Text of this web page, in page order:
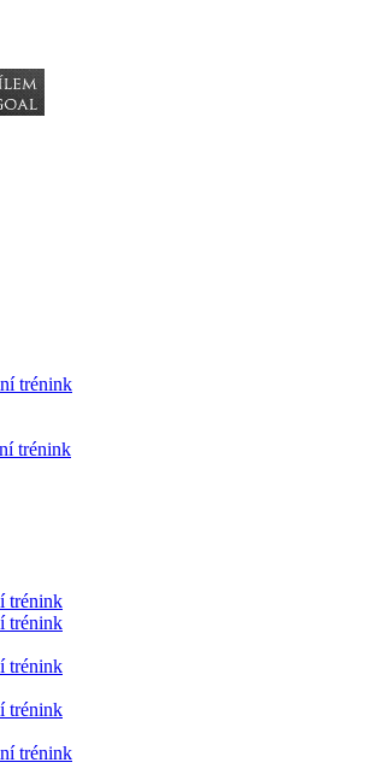
trénink
trénink
trénink
trénink
trénink
trénink
trénink